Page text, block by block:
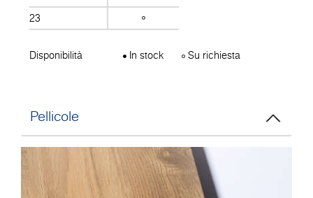
23
Disponibilità In stock Su richiesta
Pellicole